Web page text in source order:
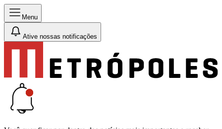
Menu
Ative nossas notificações